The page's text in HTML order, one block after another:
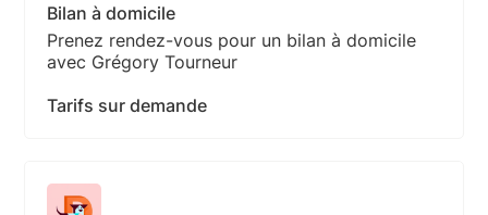
Bilan à domicile
Prenez rendez-vous pour un bilan à domicile
avec Grégory Tourneur
Tarifs sur demande